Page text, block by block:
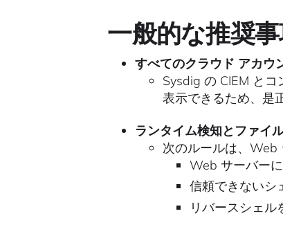
一般的な推奨
すべてのクラウド アカウ
Sysdig の CIEM と
表示できるため、是
ランタイム検知とファイ
次のルールは、Web
Web サーバー
信頼できないシ
リバースシェル